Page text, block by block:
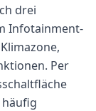
drei
Infotainment-
Per
häufig